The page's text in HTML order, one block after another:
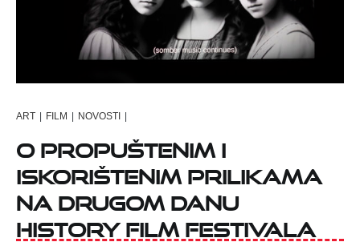
ART | FILM | NOVOSTI |
O propuštenim i
iskorištenim prilikama
na drugom danu
History Film Festivala